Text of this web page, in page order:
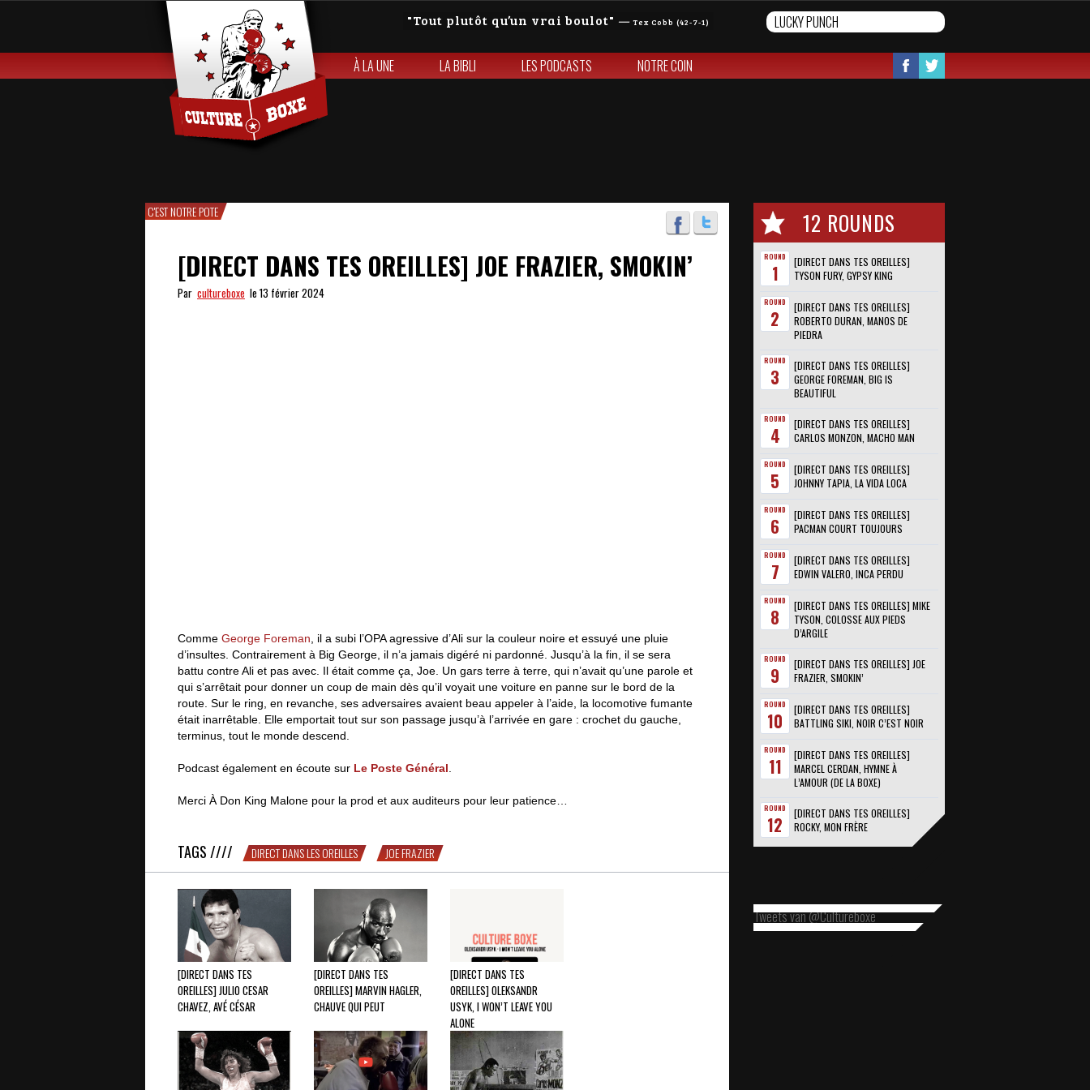
Tout plutôt qu’un vrai boulot — Tex Cobb (42-7-1)
À LA UNE LA BIBLI LES PODCASTS NOTRE COIN
12 ROUNDS
ROUND
1
[DIRECT DANS TES OREILLES]
TYSON FURY, GYPSY KING
ROUND
2
[DIRECT DANS TES OREILLES]
ROBERTO DURAN, MANOS DE
PIEDRA
ROUND
3
[DIRECT DANS TES OREILLES]
GEORGE FOREMAN, BIG IS
BEAUTIFUL
ROUND
4
[DIRECT DANS TES OREILLES]
CARLOS MONZON, MACHO MAN
ROUND
5
[DIRECT DANS TES OREILLES]
JOHNNY TAPIA, LA VIDA LOCA
ROUND
6
[DIRECT DANS TES OREILLES]
PACMAN COURT TOUJOURS
ROUND
7
[DIRECT DANS TES OREILLES]
EDWIN VALERO, INCA PERDU
ROUND
8
[DIRECT DANS TES OREILLES] MIKE
TYSON, COLOSSE AUX PIEDS
D’ARGILE
ROUND
9
[DIRECT DANS TES OREILLES] JOE
FRAZIER, SMOKIN’
ROUND
10
[DIRECT DANS TES OREILLES]
BATTLING SIKI, NOIR C’EST NOIR
ROUND
11
[DIRECT DANS TES OREILLES]
MARCEL CERDAN, HYMNE À
L’AMOUR (DE LA BOXE)
ROUND
12
[DIRECT DANS TES OREILLES]
ROCKY, MON FRÈRE
Tweets van @Cultureboxe
C'EST NOTRE POTE
[DIRECT DANS TES OREILLES] JOE FRAZIER, SMOKIN’
Par cultureboxe le 13 février 2024
Comme George Foreman , il a subi l’OPA agressive d’Ali sur la couleur noire et essuyé une pluie
d’insultes. Contrairement à Big George, il n’a jamais digéré ni pardonné. Jusqu’à la fin, il se sera
battu contre Ali et pas avec. Il était comme ça, Joe. Un gars terre à terre, qui n’avait qu’une parole et
qui s’arrêtait pour donner un coup de main dès qu’il voyait une voiture en panne sur le bord de la
route. Sur le ring, en revanche, ses adversaires avaient beau appeler à l’aide, la locomotive fumante
était inarrêtable. Elle emportait tout sur son passage jusqu’à l’arrivée en gare : crochet du gauche,
terminus, tout le monde descend.
Podcast également en écoute sur Le Poste Général
Merci À Don King Malone pour la prod et aux auditeurs pour leur patience…
TAGS //// DIRECT DANS LES OREILLES JOE FRAZIER
[DIRECT DANS TES
OREILLES] JULIO CESAR
CHAVEZ, AVÉ CÉSAR
[DIRECT DANS TES
OREILLES] MARVIN HAGLER,
CHAUVE QUI PEUT
[DIRECT DANS TES
OREILLES] OLEKSANDR
USYK, I WON’T LEAVE YOU
ALONE